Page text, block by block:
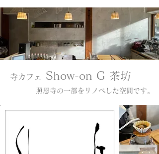
寺カフェ Show-on G 茶坊
​ 照恩寺の一部をリノベした空間です。